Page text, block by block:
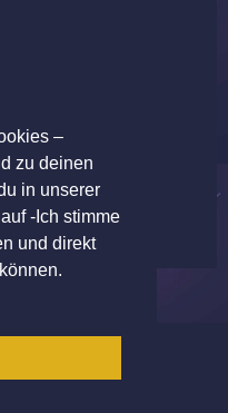
–
zu deinen
in unserer
-Ich stimme
und direkt